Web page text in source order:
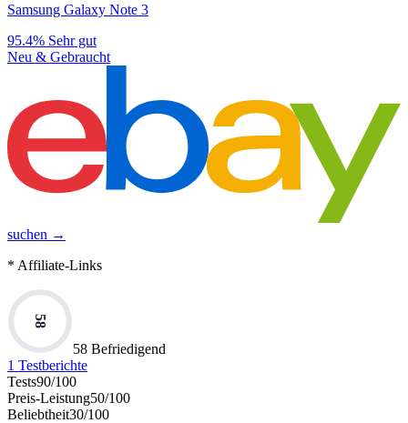
Samsung Galaxy Note 3
95.4% Sehr gut
Neu & Gebraucht
suchen →
* Affiliate-Links
58
58 Befriedigend
1 Testberichte
Tests90/100
Preis-Leistung50/100
Beliebtheit30/100